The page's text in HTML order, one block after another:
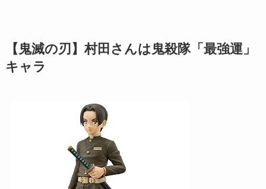
【鬼滅の刃】村田さんは鬼殺隊「最強運」
キャラ